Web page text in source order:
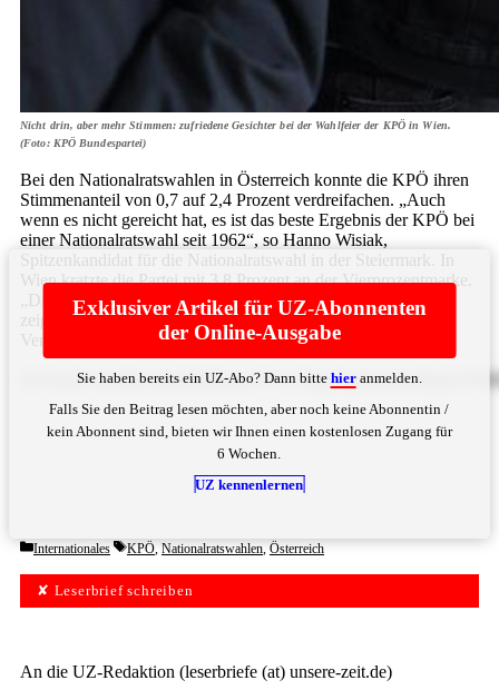
Nicht drin, aber mehr Stimmen: zufriedene Gesichter bei der Wahlfeier der KPÖ in Wien.
(Foto: KPÖ Bundespartei)
Bei den Nationalratswahlen in Österreich konnte die KPÖ ihren
Stimmenanteil von 0,7 auf 2,4 Prozent verdreifachen. „Auch
wenn es nicht gereicht hat, es ist das beste Ergebnis der KPÖ bei
einer Nationalratswahl seit 1962“, so Hanno Wisiak,
Spitzenkandidat für die Nationalratswahl in der Steiermark. In
Wien kratzte die Partei mit 3,8 Prozent an der Vierprozentmarke.
„Dieses Wahlergebnis und die Ergebnisse der letzten Jahre
zeigen: Immer mehr Menschen schenken der KPÖ ihr
Vertrauen“, sagte ... Bittehieranmelden
Exklusiver Artikel für UZ-Abonnenten
der Online-Ausgabe
Sie haben bereits ein UZ-Abo? Dann bitte hieranmelden.
Falls Sie den Beitrag lesen möchten, aber noch keine Abonnentin /
kein Abonnent sind, bieten wir Ihnen einen kostenlosen Zugang für
6 Wochen.
UZ kennenlernen
Categories
Internationales Tags
KPÖ, Nationalratswahlen, Österreich
✘ Leserbrief schreiben
An die UZ-Redaktion (leserbriefe (at) unsere-zeit.de)